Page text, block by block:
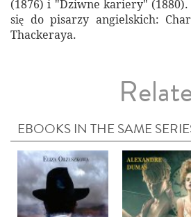
(1876) i "Dziwne kariery"
się do pisarzy angielskich:
Thackeraya.
EBOOKS IN THE SAME